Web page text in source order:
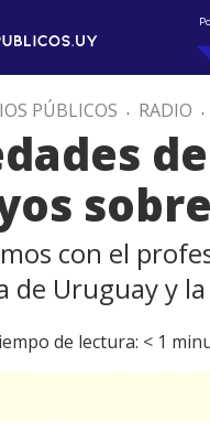
PÚBLICOS . RADIO .
con el
de Uruguay y
de lectura: < 1